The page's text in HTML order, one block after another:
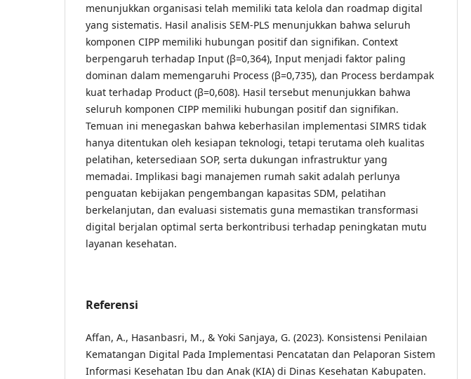
menunjukkan organisasi telah memiliki tata kelola dan roadmap digital
yang sistematis. Hasil analisis SEM-PLS menunjukkan bahwa seluruh
komponen CIPP memiliki hubungan positif dan signifikan. Context
berpengaruh terhadap Input (β=0,364), Input menjadi faktor paling
dominan dalam memengaruhi Process (β=0,735), dan Process berdampak
kuat terhadap Product (β=0,608). Hasil tersebut menunjukkan bahwa
seluruh komponen CIPP memiliki hubungan positif dan signifikan.
Temuan ini menegaskan bahwa keberhasilan implementasi SIMRS tidak
hanya ditentukan oleh kesiapan teknologi, tetapi terutama oleh kualitas
pelatihan, ketersediaan SOP, serta dukungan infrastruktur yang
memadai. Implikasi bagi manajemen rumah sakit adalah perlunya
penguatan kebijakan pengembangan kapasitas SDM, pelatihan
berkelanjutan, dan evaluasi sistematis guna memastikan transformasi
digital berjalan optimal serta berkontribusi terhadap peningkatan mutu
layanan kesehatan.
Referensi
Affan, A., Hasanbasri, M., & Yoki Sanjaya, G. (2023). Konsistensi Penilaian
Kematangan Digital Pada Implementasi Pencatatan dan Pelaporan Sistem
Informasi Kesehatan Ibu dan Anak (KIA) di Dinas Kesehatan Kabupaten.